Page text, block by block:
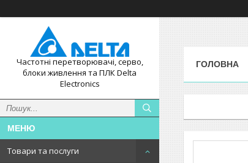
Частотні перетворювачі, серво,
блоки живлення та ПЛК Delta
Electronics
Товари та послуги
ГОЛОВНА